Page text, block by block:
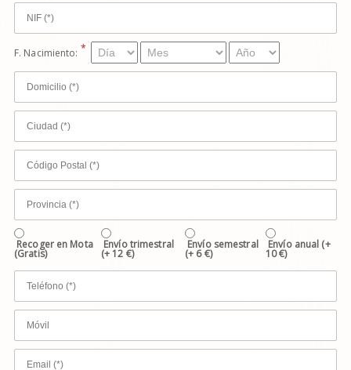
F. Nacimiento: *
Recoger en Mota
(Gratis)
Envío trimestral
(+ 12 €)
Envío semestral
(+ 6 €)
Envío anual (+
10 €)